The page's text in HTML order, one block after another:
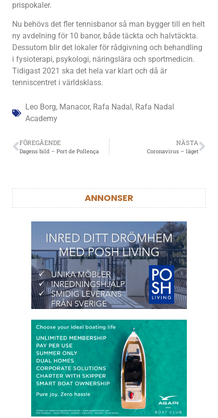
prispokaler.
Nu behövs det fler tennisbanor så man bygger till en helt
ny avdelning för 10 banor, både täckta och halvtäckta.
Dessutom blir det lokaler för rådgivning och behandling
i fysioterapi, psykologi, näringslära och sportmedicin.
Tidigast 2021 ska det hela var klart och då är
tenniscentret i världsklass.
Leo Borg, Manacor, Rafa Nadal , Rafa Nadal
Academy
FÖREGÅENDE
Dagens bild – Port de Pollença
NÄSTA
Coronavirus – läget
ANNONSER